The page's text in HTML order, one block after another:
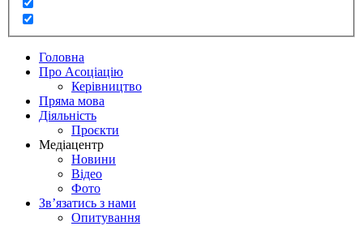
Головна
Про Асоціацію
Керівництво
Пряма мова
Діяльність
Проєкти
Медіацентр
Новини
Відео
Фото
Зв’язатись з нами
Опитування